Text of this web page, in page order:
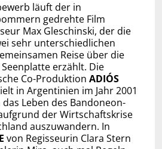
läuft der in
gedrehte Film
Max Gleschinski, der die
sehr unterschiedlichen
Reise über die
erzählt. Die
Co-Produktion ADIÓS
in Argentinien im Jahr 2001
Leben des Bandoneon-
der Wirtschaftskrise
auszuwandern. In
von Regisseurin Clara Stern